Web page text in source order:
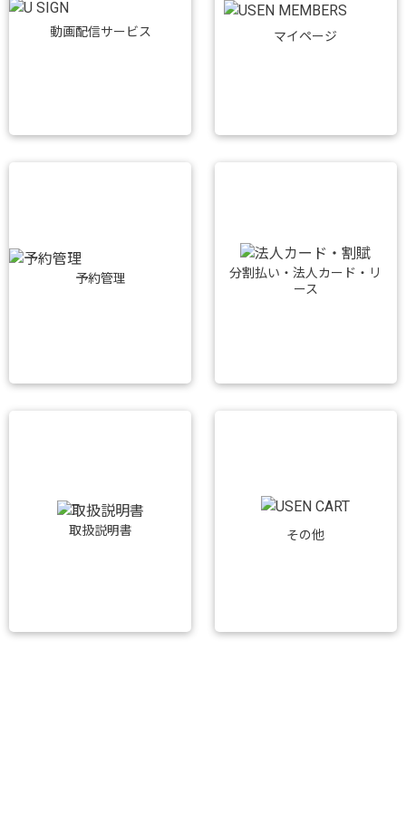
動画配信サービス マイページ
予約管理
分割払い・法人カード・リ
ース
取扱説明書 その他